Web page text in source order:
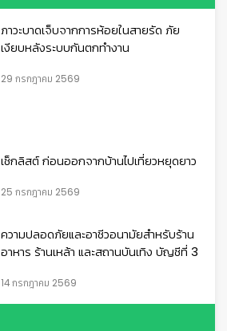
ภาวะบาดเจ็บจากการห้อยในสายรัด ภัย
เงียบหลังระบบกันตกทำงาน
29 กรกฎาคม 2569
เช็กลิสต์ ก่อนออกจากบ้านไปเที่ยวหยุดยาว
25 กรกฎาคม 2569
ความปลอดภัยและอาชีวอนามัยสำหรับร้าน
อาหาร ร้านเหล้า และสถานบันเทิง บัญชีที่ 3
14 กรกฎาคม 2569